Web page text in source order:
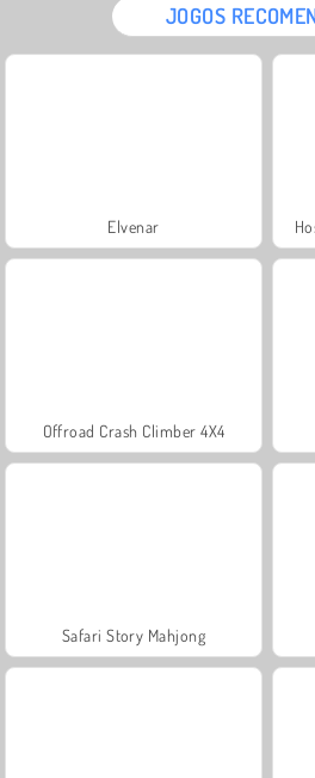
JOGOS
Elvenar
Offroad Crash Climber 4X4
Safari Story Mahjong